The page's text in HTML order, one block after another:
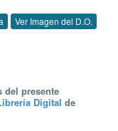
Ver Imagen del D.O.
del presente
Digital de